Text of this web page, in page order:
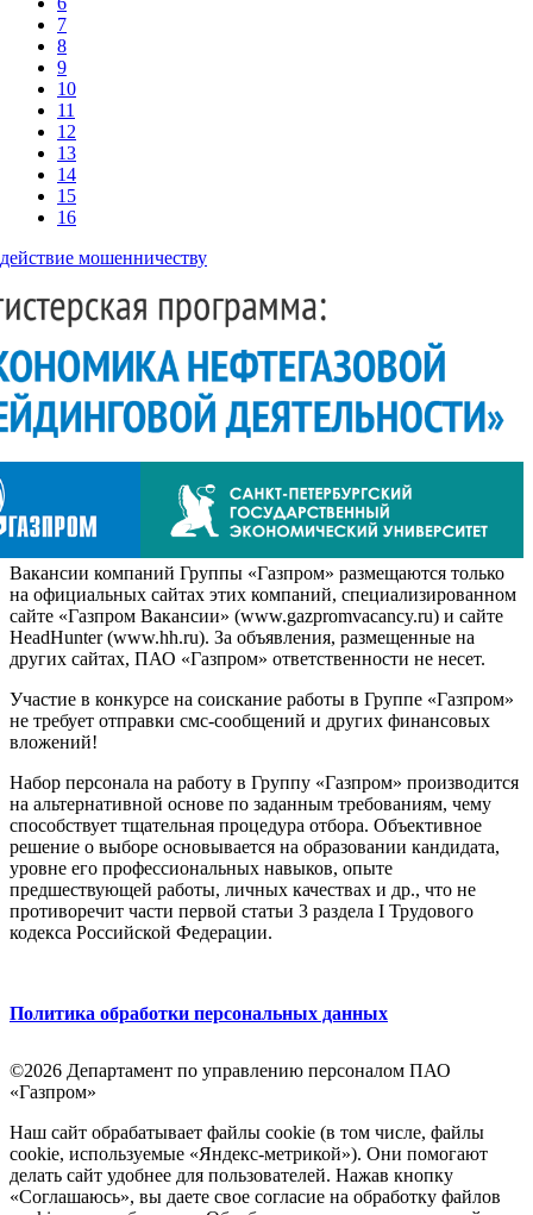
7
8
9
10
11
12
13
14
15
16
мошенничеству
Вакансии компаний Группы «Газпром» размещаются только
на официальных сайтах этих компаний, специализированном
сайте «Газпром Вакансии» (www.gazpromvacancy.ru) и сайте
HeadHunter (www.hh.ru). За объявления, размещенные на
других сайтах, ПАО «Газпром» ответственности не несет.
Участие в конкурсе на соискание работы в Группе «Газпром»
не требует отправки смс-сообщений и других финансовых
вложений!
Набор персонала на работу в Группу «Газпром» производится
на альтернативной основе по заданным требованиям, чему
способствует тщательная процедура отбора. Объективное
решение о выборе основывается на образовании кандидата,
уровне его профессиональных навыков, опыте
предшествующей работы, личных качествах и др., что не
противоречит части первой статьи 3 раздела I Трудового
кодекса Российской Федерации.
Политика обработки персональных данных
©2026 Департамент по управлению персоналом ПАО
«Газпром»
Наш сайт обрабатывает файлы cookie (в том числе, файлы
cookie, используемые «Яндекс-метрикой»). Они помогают
делать сайт удобнее для пользователей. Нажав кнопку
«Соглашаюсь», вы даете свое согласие на обработку файлов